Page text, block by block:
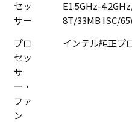
セッ
サー
E1.5GHz-
8T/33MB ISC/
プロ
セッ
サ
ー・
ファ
ン
インテル純正プ